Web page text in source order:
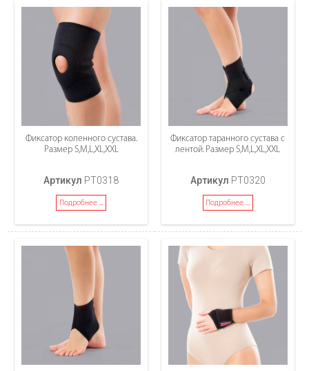
Фиксатор коленного сустава.
Размер S,M,L,XL,XXL
Артикул PT0318
Подробнее ...
Фиксатор таранного сустава с
лентой. Размер S,M,L,XL,XXL
Артикул PT0320
Подробнее ...